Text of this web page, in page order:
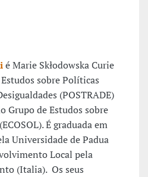
é Marie Skłodowska Curie
sobre Políticas
(POSTRADE)
Grupo de Estudos sobre
É graduada em
Universidade de Padua
Local pela
(Italia). Os seus